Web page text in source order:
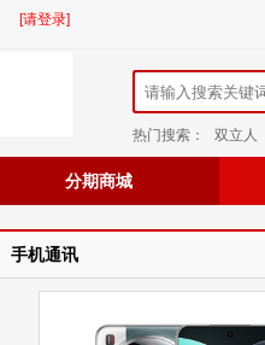
[请登录]
热门搜索： 双立人
分期商城
手机通讯